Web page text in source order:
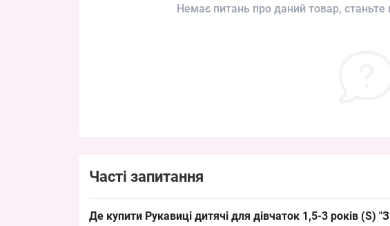
Немає питань про даний товар,
Часті запитання
Де купити Рукавиці дитячі для дівчаток 1,5-3 років (S)